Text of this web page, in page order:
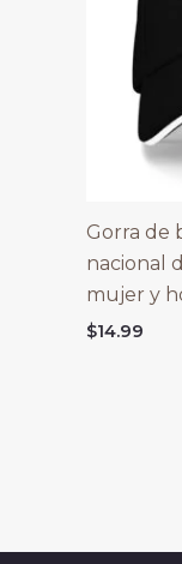
Gorra de
nacional
mujer y
$14.99